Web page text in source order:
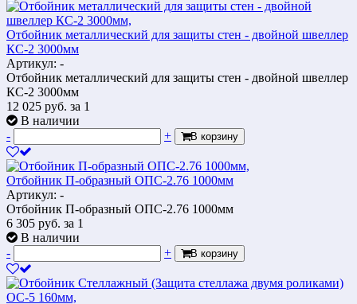
Отбойник металлический для защиты стен - двойной швеллер
КС-2 3000мм
Артикул: -
Отбойник металлический для защиты стен - двойной швеллер
КС-2 3000мм
12 025 руб. за 1
В наличии
-
+ В корзину
Отбойник П-образный ОПС-2.76 1000мм
Артикул: -
Отбойник П-образный ОПС-2.76 1000мм
6 305 руб. за 1
В наличии
-
+ В корзину